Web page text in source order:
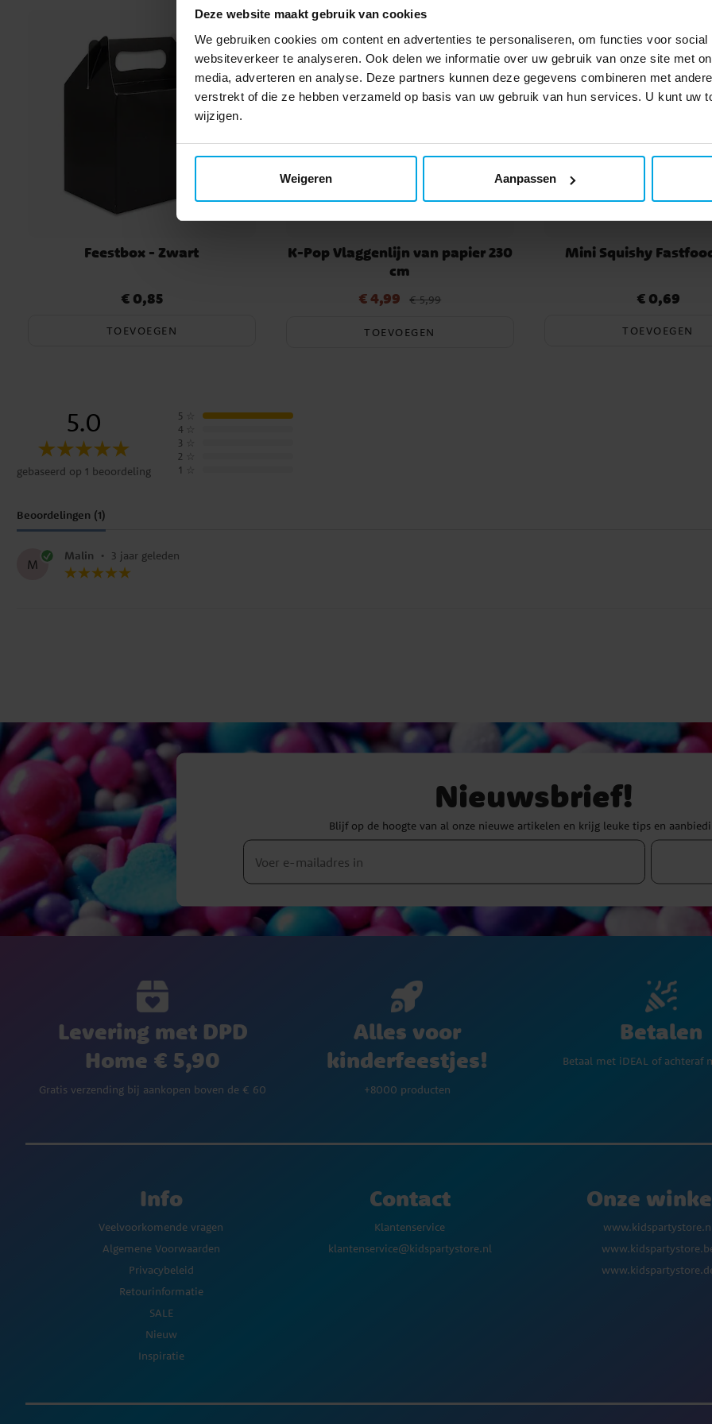
Deze website maakt gebruik van cookies
We gebruiken cookies om content en advertenties te personaliseren, om functies voor
websiteverkeer te analyseren. Ook delen we informatie over uw gebruik van onze site met
media, adverteren en analyse. Deze partners kunnen deze gegevens combineren met
verstrekt of die ze hebben verzameld op basis van uw gebruik van hun services. U kunt uw
wijzigen.
Weigeren Aanpassen
Feestbox - Zwart
Prijs:€ 0,85
€ 0,85
TOEVOEGEN
K-Pop Vlaggenlijn van papier 230
cm
Actuele prijs:€ 4,99 Vorige prijs
€ 4,99 € 5,99
TOEVOEGEN
Mini Squishy
Prijs:€ 0,69
€ 0,69
TOEVOEGEN
5.0
gebaseerd op 1 beoordeling
5
4
3
2
1
Beoordelingen (1)
M
Malin • 3 jaar geleden
Nieuwsbrief!
Blijf op de hoogte van al onze nieuwe artikelen en krijg leuke tips en
Levering met DPD
Home € 5,90
Gratis verzending bij aankopen boven de € 60
Alles voor
kinderfeestjes!
+8000 producten
Betalen
Betaal met iDEAL of achteraf
Info
Veelvoorkomende vragen
Algemene Voorwaarden
Privacybeleid
Retourinformatie
SALE
Nieuw
Inspiratie
Contact
Klantenservice
klantenservice@kidspartystore.nl
Onze